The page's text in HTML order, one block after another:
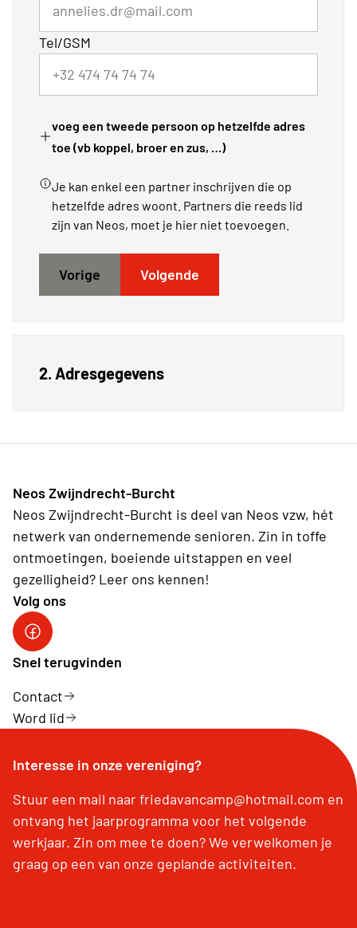
Tel/GSM
voeg een tweede persoon op hetzelfde adres
toe (vb koppel, broer en zus, …)
Je kan enkel een partner inschrijven die op
hetzelfde adres woont. Partners die reeds lid
zijn van Neos, moet je hier niet toevoegen.
Vorige Volgende
2. Adresgegevens
Neos Zwijndrecht-Burcht
Neos Zwijndrecht-Burcht is deel van Neos vzw, hét
netwerk van ondernemende senioren. Zin in toffe
ontmoetingen, boeiende uitstappen en veel
gezelligheid? Leer ons kennen!
Volg ons
facebook site
Snel terugvinden
Contact
Word lid
Interesse in onze vereniging?
Stuur een mail naar friedavancamp@hotmail.com en
ontvang het jaarprogramma voor het volgende
werkjaar. Zin om mee te doen? We verwelkomen je
graag op een van onze geplande activiteiten.